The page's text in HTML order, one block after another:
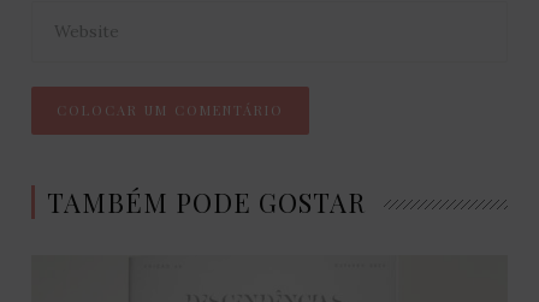
TAMBÉM PODE GOSTAR